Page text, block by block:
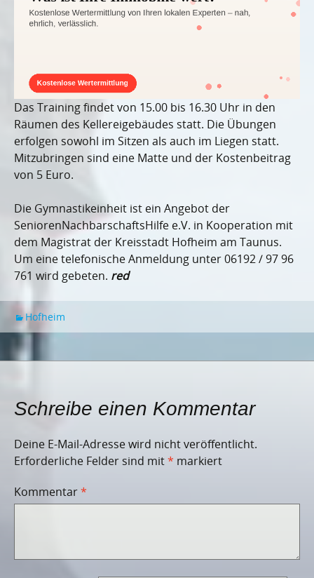
Das Training findet von 15.00 bis 16.30 Uhr in den
Räumen des Kellereigebäudes statt. Die Übungen
erfolgen sowohl im Sitzen als auch im Liegen statt.
Mitzubringen sind eine Matte und der Kostenbeitrag
von 5 Euro.
Die Gymnastikeinheit ist ein Angebot der
SeniorenNachbarschaftsHilfe e.V. in Kooperation mit
dem Magistrat der Kreisstadt Hofheim am Taunus.
Um eine telefonische Anmeldung unter 06192 / 97 96
761 wird gebeten. red
Hofheim
Schreibe einen Kommentar
Deine E-Mail-Adresse wird nicht veröffentlicht.
Erforderliche Felder sind mit* markiert
Kommentar*